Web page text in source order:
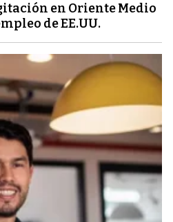
en Oriente Medio
de EE.UU.